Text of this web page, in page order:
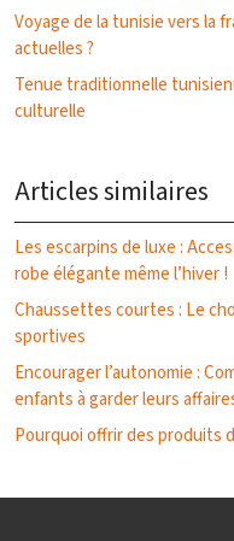
Voyage de la tunisie vers la
actuelles ?
Tenue traditionnelle
culturelle
Articles similaires
Les escarpins de luxe :
robe élégante même l’hiver !
Chaussettes courtes : Le
sportives
Encourager l’autonomie :
enfants à garder leurs
Pourquoi offrir des produits